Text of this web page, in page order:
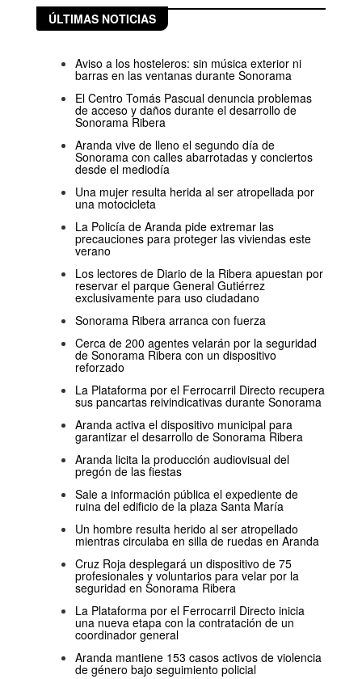
ÚLTIMAS NOTICIAS
Aviso a los hosteleros: sin música exterior ni
barras en las ventanas durante Sonorama
El Centro Tomás Pascual denuncia problemas
de acceso y daños durante el desarrollo de
Sonorama Ribera
Aranda vive de lleno el segundo día de
Sonorama con calles abarrotadas y conciertos
desde el mediodía
Una mujer resulta herida al ser atropellada por
una motocicleta
La Policía de Aranda pide extremar las
precauciones para proteger las viviendas este
verano
Los lectores de Diario de la Ribera apuestan por
reservar el parque General Gutiérrez
exclusivamente para uso ciudadano
Sonorama Ribera arranca con fuerza
Cerca de 200 agentes velarán por la seguridad
de Sonorama Ribera con un dispositivo
reforzado
La Plataforma por el Ferrocarril Directo recupera
sus pancartas reivindicativas durante Sonorama
Aranda activa el dispositivo municipal para
garantizar el desarrollo de Sonorama Ribera
Aranda licita la producción audiovisual del
pregón de las fiestas
Sale a información pública el expediente de
ruina del edificio de la plaza Santa María
Un hombre resulta herido al ser atropellado
mientras circulaba en silla de ruedas en Aranda
Cruz Roja desplegará un dispositivo de 75
profesionales y voluntarios para velar por la
seguridad en Sonorama Ribera
La Plataforma por el Ferrocarril Directo inicia
una nueva etapa con la contratación de un
coordinador general
Aranda mantiene 153 casos activos de violencia
de género bajo seguimiento policial